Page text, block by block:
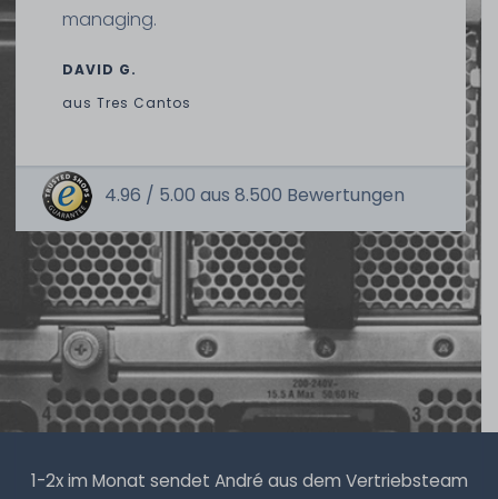
managing.
DAVID G.
aus Tres Cantos
4.96 / 5.00 aus 8.500 Bewertungen
1-2x im Monat sendet André aus dem Vertriebsteam